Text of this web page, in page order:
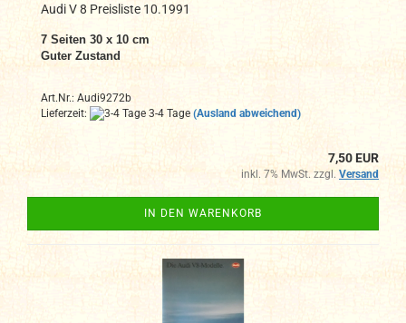
Audi V 8 Preisliste 10.1991
7 Seiten 30 x 10 cm
Guter Zustand
Art.Nr.: Audi9272b
Lieferzeit:
3-4 Tage (Ausland abweichend)
7,50 EUR
inkl. 7% MwSt. zzgl. Versand
IN DEN WARENKORB